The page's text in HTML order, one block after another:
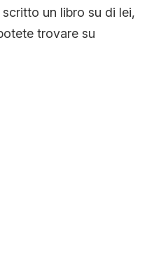
un libro su di lei,
trovare su